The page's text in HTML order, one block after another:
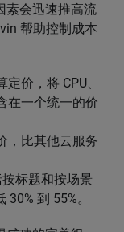
素会迅速推高流
帮助控制成本
价，将 CPU、
在一个统一的价
，比其他云服务
标题和按场景
到 55%。